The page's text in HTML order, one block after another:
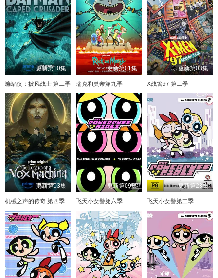
更新第10集
蝙蝠侠：披风战士 第二季
更新第01集
瑞克和莫蒂第九季
更新第03集
X战警97 第二季
更新第03集
机械之声的传奇 第四季
更新第09集
飞天小女警第六季
更新第23集
飞天小女警第二季